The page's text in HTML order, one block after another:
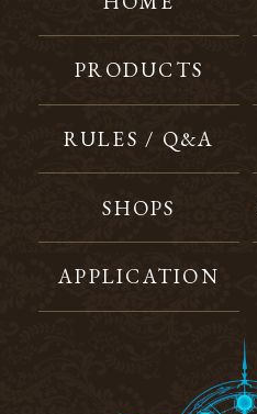
PRODUCTS
RULES / Q&A
SHOPS
APPLICATION